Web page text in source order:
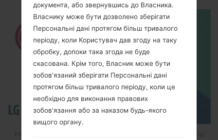
How to Flash Stock Firmware on LG Smartphone
документа, або звернувшись до Власника.
Власнику може бути дозволено зберігати
Персональні дані протягом більш тривалого
періоду, коли Користувач дав згоду на таку
обробку, допоки така згода не буде
скасована. Крім того, Власник може бути
зобов’язаний зберігати Персональні дані
протягом більш тривалого періоду, коли це
необхідно для виконання правових
зобов’язання або за наказом будь-якого
вищого органу.